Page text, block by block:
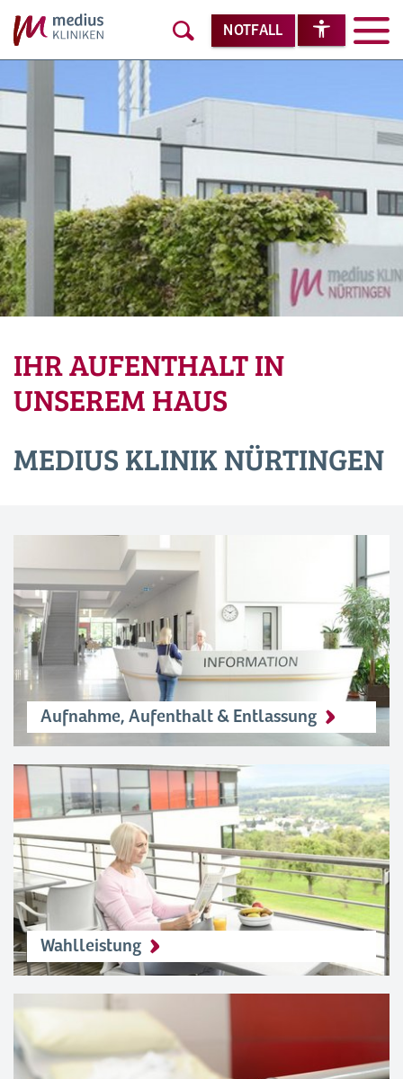
NOTFALL
IHR AUFENTHALT IN
UNSEREM HAUS
MEDIUS KLINIK NÜRTINGEN
Aufnahme, Aufenthalt & Entlassung
Wahlleistung